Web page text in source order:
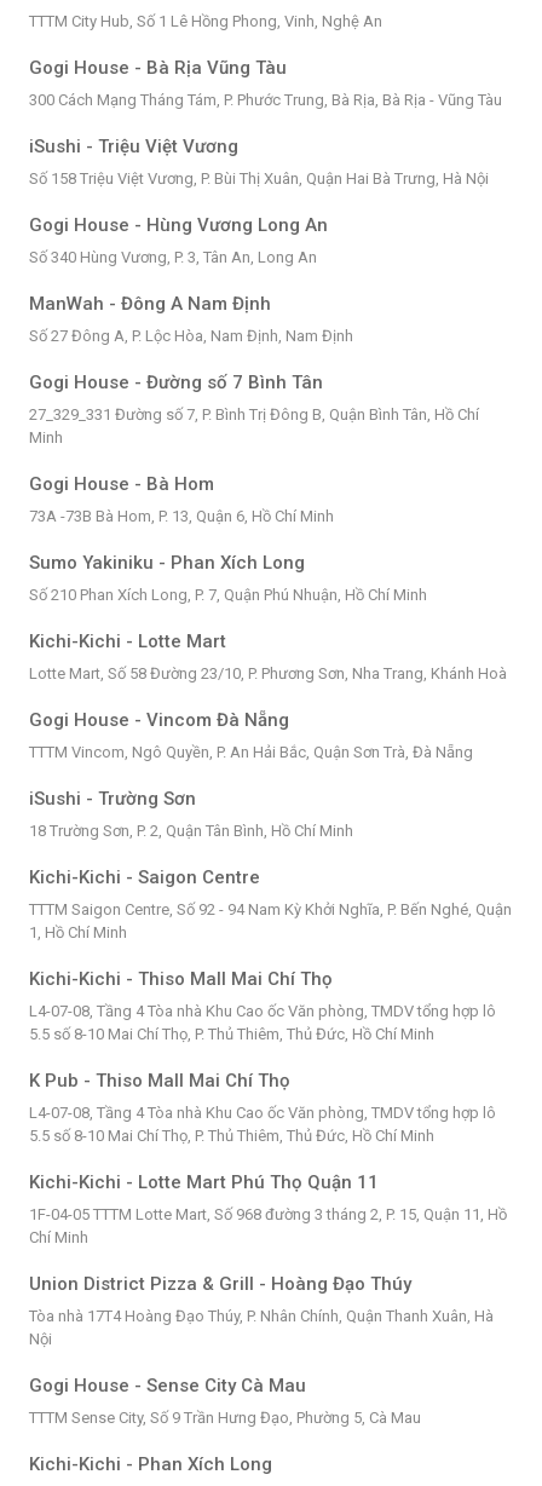
TTTM City Hub, Số 1 Lê Hồng Phong, Vinh, Nghệ An
Gogi House - Bà Rịa Vũng Tàu
300 Cách Mạng Tháng Tám, P. Phước Trung, Bà Rịa, Bà Rịa - Vũng Tàu
iSushi - Triệu Việt Vương
Số 158 Triệu Việt Vương, P. Bùi Thị Xuân, Quận Hai Bà Trưng, Hà Nội
Gogi House - Hùng Vương Long An
Số 340 Hùng Vương, P. 3, Tân An, Long An
ManWah - Đông A Nam Định
Số 27 Đông A, P. Lộc Hòa, Nam Định, Nam Định
Gogi House - Đường số 7 Bình Tân
27_329_331 Đường số 7, P. Bình Trị Đông B, Quận Bình Tân, Hồ Chí
Minh
Gogi House - Bà Hom
73A -73B Bà Hom, P. 13, Quận 6, Hồ Chí Minh
Sumo Yakiniku - Phan Xích Long
Số 210 Phan Xích Long, P. 7, Quận Phú Nhuận, Hồ Chí Minh
Kichi-Kichi - Lotte Mart
Lotte Mart, Số 58 Đường 23/10, P. Phương Sơn, Nha Trang, Khánh Hoà
Gogi House - Vincom Đà Nẵng
TTTM Vincom, Ngô Quyền, P. An Hải Bắc, Quận Sơn Trà, Đà Nẵng
iSushi - Trường Sơn
18 Trường Sơn, P. 2, Quận Tân Bình, Hồ Chí Minh
Kichi-Kichi - Saigon Centre
TTTM Saigon Centre, Số 92 - 94 Nam Kỳ Khởi Nghĩa, P. Bến Nghé, Quận
1, Hồ Chí Minh
Kichi-Kichi - Thiso Mall Mai Chí Thọ
L4-07-08, Tầng 4 Tòa nhà Khu Cao ốc Văn phòng, TMDV tổng hợp lô
5.5 số 8-10 Mai Chí Thọ, P. Thủ Thiêm, Thủ Đức, Hồ Chí Minh
K Pub - Thiso Mall Mai Chí Thọ
L4-07-08, Tầng 4 Tòa nhà Khu Cao ốc Văn phòng, TMDV tổng hợp lô
5.5 số 8-10 Mai Chí Thọ, P. Thủ Thiêm, Thủ Đức, Hồ Chí Minh
Kichi-Kichi - Lotte Mart Phú Thọ Quận 11
1F-04-05 TTTM Lotte Mart, Số 968 đường 3 tháng 2, P. 15, Quận 11, Hồ
Chí Minh
Union District Pizza & Grill - Hoàng Đạo Thúy
Tòa nhà 17T4 Hoàng Đạo Thúy, P. Nhân Chính, Quận Thanh Xuân, Hà
Nội
Gogi House - Sense City Cà Mau
TTTM Sense City, Số 9 Trần Hưng Đạo, Phường 5, Cà Mau
Kichi-Kichi - Phan Xích Long